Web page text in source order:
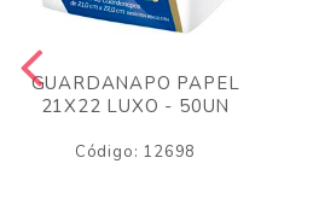
GUARDANAPO PAPEL
21X22 LUXO - 50UN
Código: 12698